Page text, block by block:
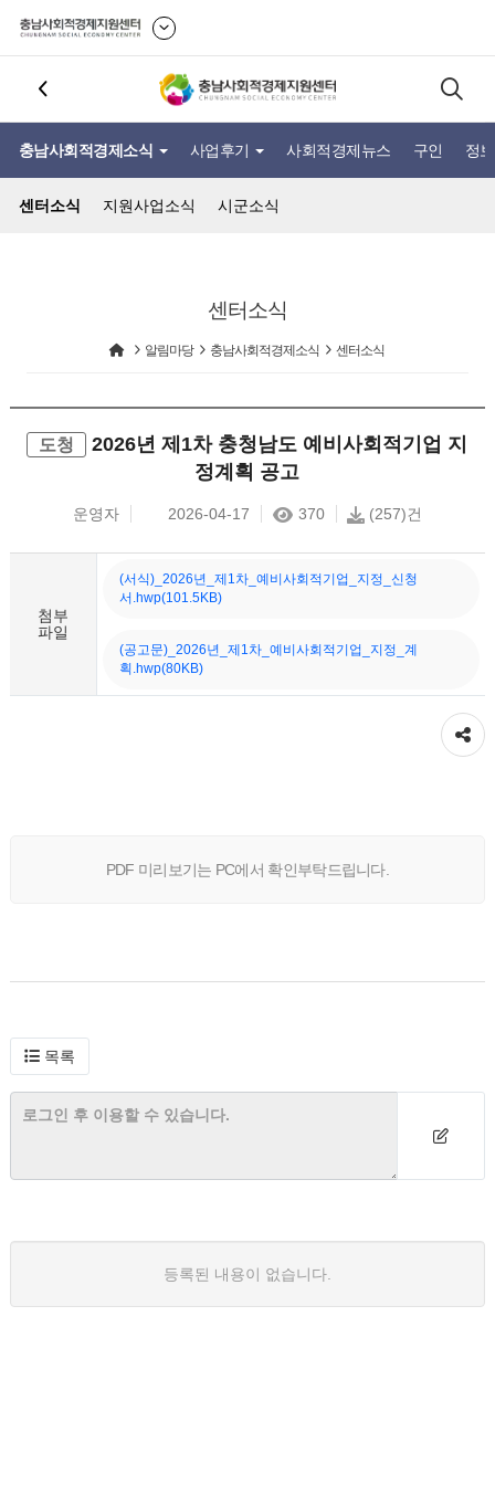
충남사회적경제소식 사업후기 사회적경제뉴스 구인 정
센터소식 지원사업소식 시군소식
센터소식
알림마당 충남사회적경제소식 센터소식
도청
2026년 제1차 충청남도 예비사회적기업 지
정계획 공고
운영자 2026-04-17 370 (257)건
첨부
파일
(서식)_2026년_제1차_예비사회적기업_지정_신청
서.hwp(101.5KB)
(공고문)_2026년_제1차_예비사회적기업_지정_계
획.hwp(80KB)
공유하기
PDF 미리보기는 PC에서 확인부탁드립니다.
목록
등록된 내용이 없습니다.